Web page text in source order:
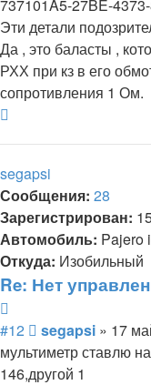
737101A5-27BE-
Эти детали
Да , это баласты ,
РХХ при кз в его
сопротивления 1 Ом.
segapsi
Сообщения: 28
Зарегистрирован:
Автомобиль: Pajero
Откуда: Изобильный
Re: Нет
#12
Сообщение
segapsi » 17
мультиметр ставлю
146,другой 1